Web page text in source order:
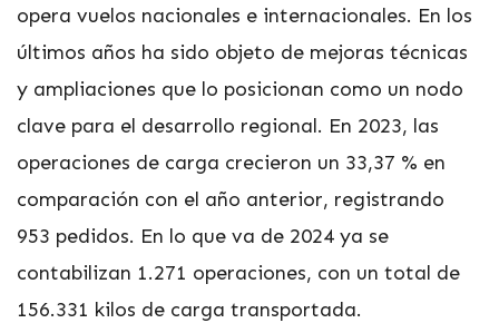
opera vuelos nacionales e internacionales. En los
últimos años ha sido objeto de mejoras técnicas
y ampliaciones que lo posicionan como un nodo
clave para el desarrollo regional. En 2023, las
operaciones de carga crecieron un 33,37 % en
comparación con el año anterior, registrando
953 pedidos. En lo que va de 2024 ya se
contabilizan 1.271 operaciones, con un total de
156.331 kilos de carga transportada.